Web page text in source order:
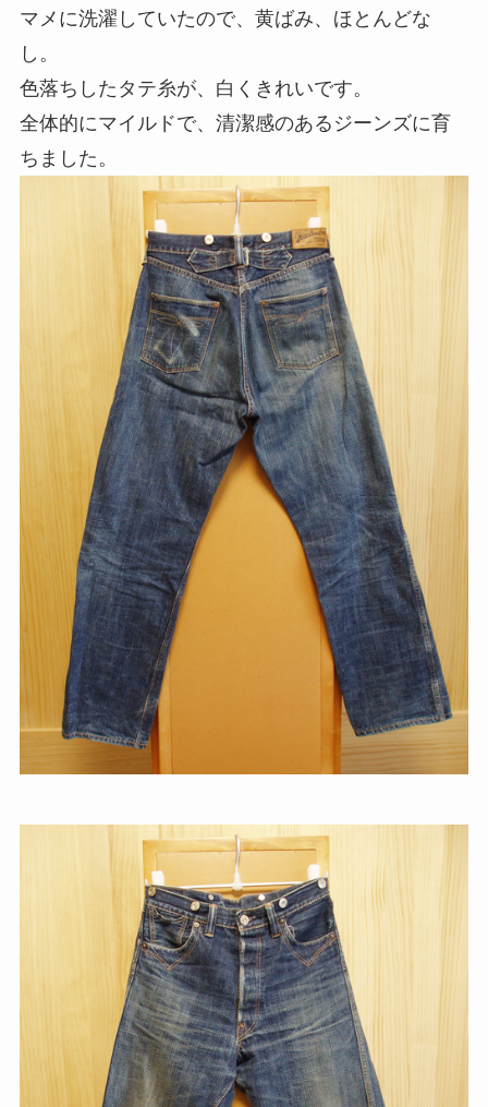
マメに洗濯していたので、黄ばみ、ほとんどな
し。
色落ちしたタテ糸が、白くきれいです。
全体的にマイルドで、清潔感のあるジーンズに育
ちました。